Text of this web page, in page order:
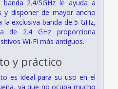
2.4/5GHz le ayuda a
y disponer de mayor ancho
exclusiva banda de 5 GHz,
de 2.4 GHz proporciona
Wi-Fi más antiguos.
y práctico
es ideal para su uso en el
ya que no ocupa mucho